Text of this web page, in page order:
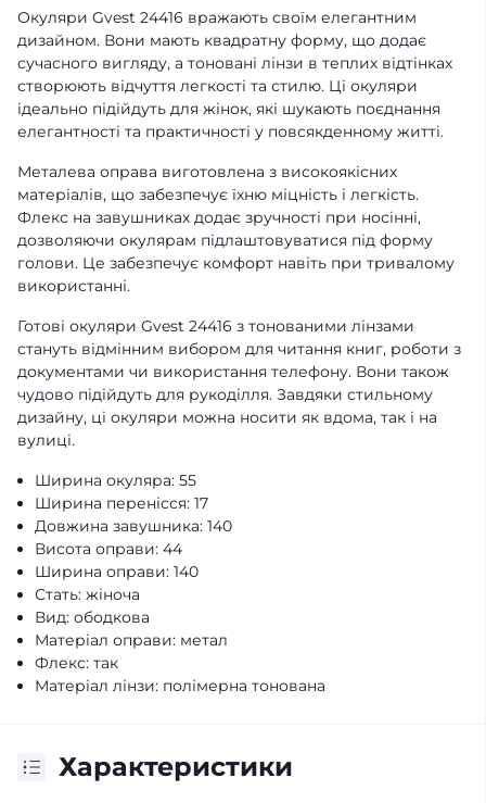
Окуляри Gvest 24416 вражають своїм елегантним
дизайном. Вони мають квадратну форму, що додає
сучасного вигляду, а тоновані лінзи в теплих відтінках
створюють відчуття легкості та стилю. Ці окуляри
ідеально підійдуть для жінок, які шукають поєднання
елегантності та практичності у повсякденному житті.
Металева оправа виготовлена з високоякісних
матеріалів, що забезпечує їхню міцність і легкість.
Флекс на завушниках додає зручності при носінні,
дозволяючи окулярам підлаштовуватися під форму
голови. Це забезпечує комфорт навіть при тривалому
використанні.
Готові окуляри Gvest 24416 з тонованими лінзами
стануть відмінним вибором для читання книг, роботи з
документами чи використання телефону. Вони також
чудово підійдуть для рукоділля. Завдяки стильному
дизайну, ці окуляри можна носити як вдома, так і на
вулиці.
Ширина окуляра: 55
Ширина перенісся: 17
Довжина завушника: 140
Висота оправи: 44
Ширина оправи: 140
Стать: жіноча
Вид: ободкова
Матеріал оправи: метал
Флекс: так
Матеріал лінзи: полімерна тонована
Характеристики